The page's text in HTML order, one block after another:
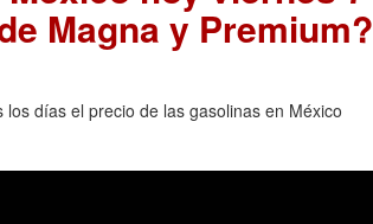
Magna y Premium?
días el precio de las gasolinas en México